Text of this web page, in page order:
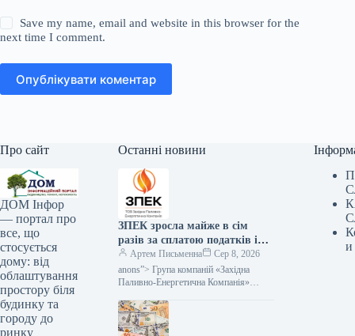
Save my name, email and website in this browser for the
next time I comment.
Опублікувати коментар
Про сайт
ДОМ Інфор
— портал про
все, що
стосується
дому: від
облаштування
простору біля
будинку та
городу до
ринку
Останні новини
ЗПЕК зросла майже в сім
разів за сплатою податків і
обов’язкових платежів —
Мінфін
Артем Письменна
Сер 8, 2026
anons”> Група компаній «Західна
Паливно-Енергетична Компанія»
півріччя 2026 року майже у сім разів
збільшила обсяг сплачених…
и